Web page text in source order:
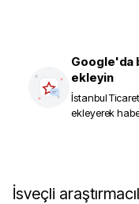
Google'da
ekleyin
İstanbul
ekleyerek
İsveçli araştırmacılar, insan gözünün